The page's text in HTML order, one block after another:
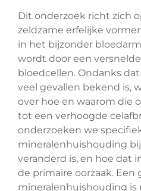
Dit onderzoek richt zich
zeldzame erfelijke
in het bijzonder
wordt door een
bloedcellen. Ondanks
veel gevallen bekend is,
over hoe en waarom die
tot een verhoogde
onderzoeken we
mineralenhuishouding
veranderd is, en hoe dat
de primaire oorzaak. Een
mineralenhuishouding is